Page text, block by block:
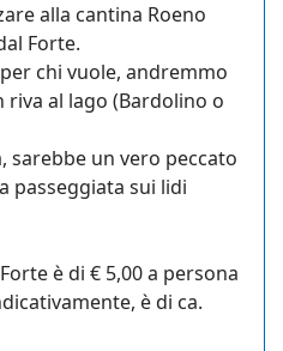
alla cantina Roeno
Forte.
chi vuole, andremmo
al lago (Bardolino o
sarebbe un vero peccato
passeggiata sui lidi
è di € 5,00 a persona
è di ca.